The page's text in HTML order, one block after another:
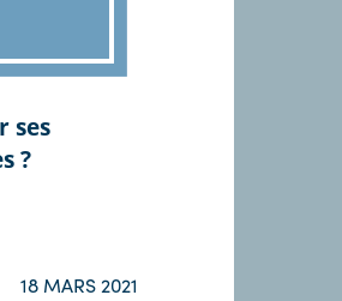
ses
?
18 MARS 2021